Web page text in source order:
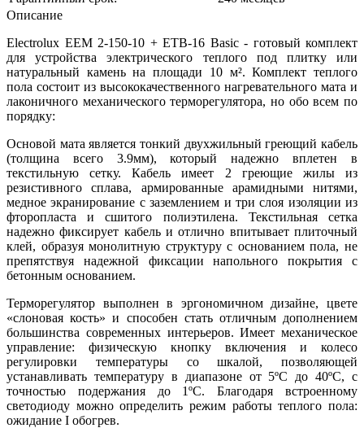
Описание
Electrolux EEM 2-150-10 + ETB-16 Basic - готовый комплект
для устройства электрического теплого под плитку или
натуральный камень на площади 10 м². Комплект теплого
пола состоит из высококачественного нагревательного мата и
лаконичного механического терморегулятора, но обо всем по
порядку:
Основой мата является тонкий двухжильный греющий кабель
(толщина всего 3.9мм), который надежно вплетен в
текстильную сетку. Кабель имеет 2 греющие жилы из
резистивного сплава, армированные арамидными нитями,
медное экранирование с заземлением и три слоя изоляции из
фторопласта и сшитого полиэтилена. Текстильная сетка
надежно фиксирует кабель и отлично впитывает плиточный
клей, образуя монолитную структуру с основанием пола, не
препятствуя надежной фиксации напольного покрытия с
бетонным основанием.
Терморегулятор выполнен в эргономичном дизайне, цвете
«слоновая кость» и способен стать отличным дополнением
большинства современных интерьеров. Имеет механическое
управление: физическую кнопку включения и колесо
регулировки температуры со шкалой, позволяющей
устанавливать температуру в диапазоне от 5ºС до 40ºС, с
точностью подержания до 1ºС. Благодаря встроенному
светодиоду можно определить режим работы теплого пола:
ожидание I обогрев.